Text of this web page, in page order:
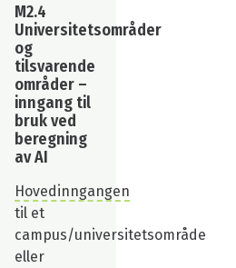
M2.4
Universitetsområder
og
tilsvarende
områder –
inngang til
bruk ved
beregning
av AI
Hovedinngangen
til et
campus/universitetsområde
eller